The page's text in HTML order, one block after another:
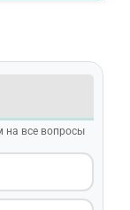
на все вопросы